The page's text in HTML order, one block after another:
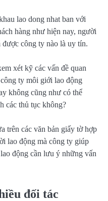
lao dong nhat ban với
hàng như hiện nay, người
công ty nào là uy tín.
xét kỹ các vấn đề quan
ty môi giới lao động
không cũng như có thể
các thủ tục không?
trên các văn bản giấy tờ hợp
lao động mà công ty giúp
động cần lưu ý những vấn
đối tác